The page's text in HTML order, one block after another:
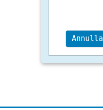
Annulla